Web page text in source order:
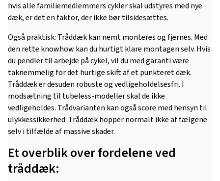
hvis alle familiemedlemmers cykler skal udstyres med nye
dæk, er det en faktor, der ikke bør tilsidesættes.
Også praktisk: Tråddæk kan nemt monteres og fjernes. Med
den rette knowhow kan du hurtigt klare montagen selv. Hvis
du pendler til arbejde på cykel, vil du med garanti være
taknemmelig for det hurtige skift af et punkteret dæk.
Tråddæk er desuden robuste og vedligeholdelsesfri. I
modsætning til tubeless-modeller skal de ikke
vedligeholdes. Trådvarianten kan også score med hensyn til
ulykkessikkerhed: Tråddæk hopper normalt ikke af fælgene
selv i tilfælde af massive skader.
Et overblik over fordelene ved
tråddæk: